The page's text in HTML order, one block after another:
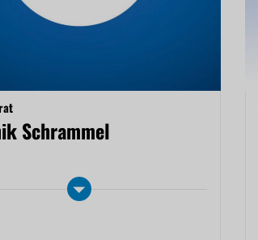
Schrammel